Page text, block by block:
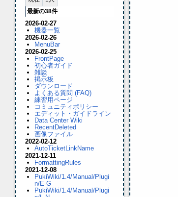
最新の38件
2026-02-27
機器一覧
2026-02-26
MenuBar
2026-02-25
FrontPage
初心者ガイド
雑談
掲示板
ダウンロード
よくある質問 (FAQ)
練習用ページ
コミュニティポリシー
エディット・ガイドライン
Data Center Wiki
RecentDeleted
画像ファイル
2022-02-12
AutoTicketLinkName
2021-12-11
FormattingRules
2021-12-08
PukiWiki/1.4/Manual/Plugi
n/E-G
PukiWiki/1.4/Manual/Plugi